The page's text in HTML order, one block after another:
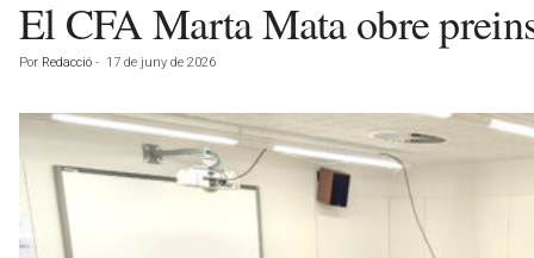
El CFA Marta Mata obre
Por Redacció - 17 de juny de 2026